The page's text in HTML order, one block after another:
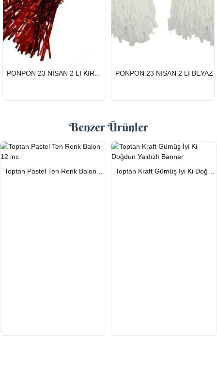
GÖNDERİ
GÖNDERİ
PONPON 23 NİSAN 2 Lİ BEYAZ
Benzer Ürünler
GÖNDERİ
GÖNDERİ